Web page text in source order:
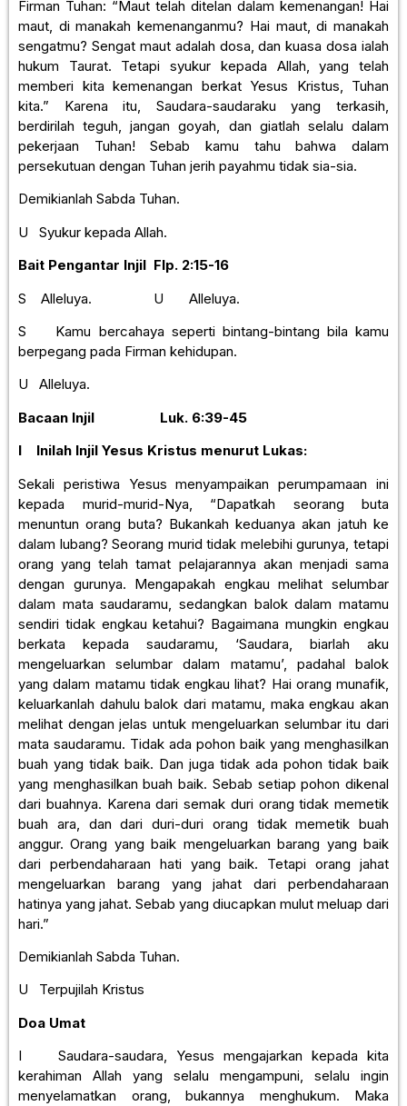
Firman Tuhan: “Maut telah ditelan dalam kemenangan! Hai
maut, di manakah kemenanganmu? Hai maut, di manakah
sengatmu? Sengat maut adalah dosa, dan kuasa dosa ialah
hukum Taurat. Tetapi syukur kepada Allah, yang telah
memberi kita kemenangan berkat Yesus Kristus, Tuhan
kita.” Karena itu, Saudara-saudaraku yang terkasih,
berdirilah teguh, jangan goyah, dan giatlah selalu dalam
pekerjaan Tuhan! Sebab kamu tahu bahwa dalam
persekutuan dengan Tuhan jerih payahmu tidak sia-sia.
Demikianlah Sabda Tuhan.
U Syukur kepada Allah.
Bait Pengantar Injil Flp. 2:15-16
S Alleluya. U Alleluya.
S Kamu bercahaya seperti bintang-bintang bila kamu
berpegang pada Firman kehidupan.
U Alleluya.
Bacaan Injil
Luk. 6:39-45
I Inilah Injil Yesus Kristus menurut Lukas:
Sekali peristiwa Yesus menyampaikan perumpamaan ini
kepada murid-murid-Nya, “Dapatkah seorang buta
menuntun orang buta? Bukankah keduanya akan jatuh ke
dalam lubang? Seorang murid tidak melebihi gurunya, tetapi
orang yang telah tamat pelajarannya akan menjadi sama
dengan gurunya. Mengapakah engkau melihat selumbar
dalam mata saudaramu, sedangkan balok dalam matamu
sendiri tidak engkau ketahui? Bagaimana mungkin engkau
berkata kepada saudaramu, ‘Saudara, biarlah aku
mengeluarkan selumbar dalam matamu’, padahal balok
yang dalam matamu tidak engkau lihat? Hai orang munafik,
keluarkanlah dahulu balok dari matamu, maka engkau akan
melihat dengan jelas untuk mengeluarkan selumbar itu dari
mata saudaramu. Tidak ada pohon baik yang menghasilkan
buah yang tidak baik. Dan juga tidak ada pohon tidak baik
yang menghasilkan buah baik. Sebab setiap pohon dikenal
dari buahnya. Karena dari semak duri orang tidak memetik
buah ara, dan dari duri-duri orang tidak memetik buah
anggur. Orang yang baik mengeluarkan barang yang baik
dari perbendaharaan hati yang baik. Tetapi orang jahat
mengeluarkan barang yang jahat dari perbendaharaan
hatinya yang jahat. Sebab yang diucapkan mulut meluap dari
hari.”
Demikianlah Sabda Tuhan.
U Terpujilah Kristus
Doa Umat
I Saudara-saudara, Yesus mengajarkan kepada kita
kerahiman Allah yang selalu mengampuni, selalu ingin
menyelamatkan orang, bukannya menghukum. Maka